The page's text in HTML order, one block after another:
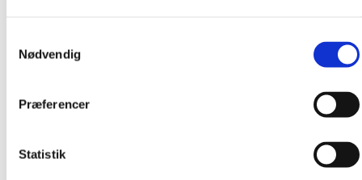
Nødvendig
Præferencer
Statistik